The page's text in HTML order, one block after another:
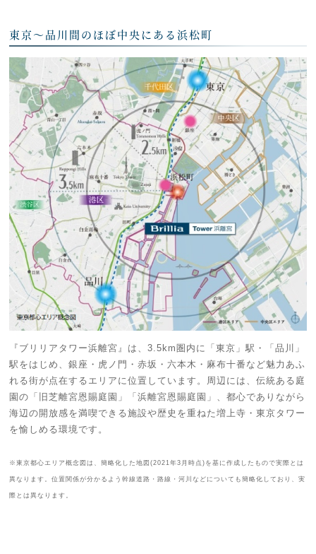
東京〜品川間のほぼ中央にある浜松町
『ブリリアタワー浜離宮』は、3.5km圏内に「東京」駅・「品川」
駅をはじめ、銀座・虎ノ門・赤坂・六本木・麻布十番など魅力あふ
れる街が点在するエリアに位置しています。周辺には、伝統ある庭
園の「旧芝離宮恩賜庭園」「浜離宮恩賜庭園」、都心でありながら
海辺の開放感を満喫できる施設や歴史を重ねた増上寺・東京タワー
を愉しめる環境です。
※東京都心エリア概念図は、簡略化した地図(2021年3月時点)を基に作成したもので実際とは
異なります。位置関係が分かるよう幹線道路・路線・河川などについても簡略化しており、実
際とは異なります。